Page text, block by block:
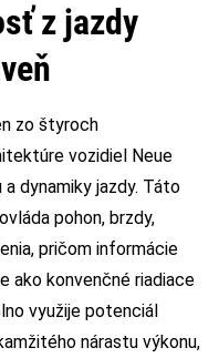
z jazdy
zo štyroch
vozidiel Neue
a dynamiky jazdy. Táto
pohon, brzdy,
pričom informácie
ako konvenčné riadiace
využije potenciál
nárastu výkonu,